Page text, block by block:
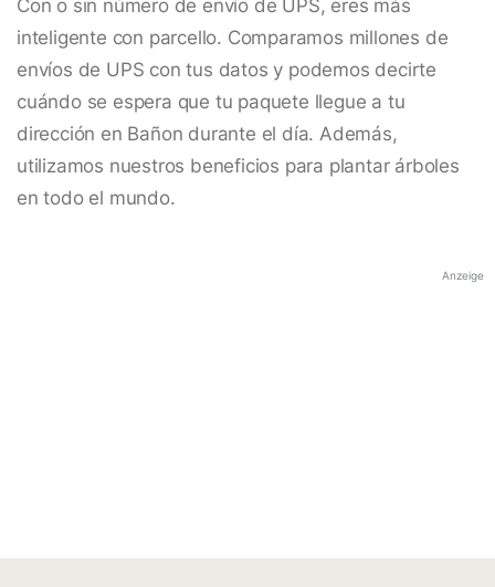
Con o sin número de envío de UPS, eres más
inteligente con parcello. Comparamos millones de
envíos de UPS con tus datos y podemos decirte
cuándo se espera que tu paquete llegue a tu
dirección en Bañon durante el día. Además,
utilizamos nuestros beneficios para plantar árboles
en todo el mundo.
Anzeige